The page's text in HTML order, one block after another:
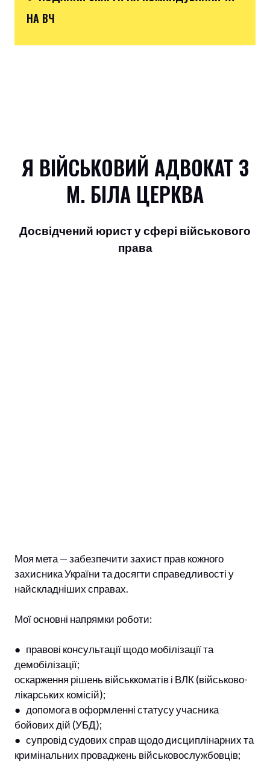
НА ВЧ
Я ВІЙСЬКОВИЙ АДВОКАТ З
М. БІЛА ЦЕРКВА
Досвідчений юрист у сфері військового
права
Моя мета — забезпечити захист прав кожного
захисника України та досягти справедливості у
найскладніших справах.
Мої основні напрямки роботи:
● правові консультації щодо мобілізації та
демобілізації;
оскарження рішень військкоматів і ВЛК (військово-
лікарських комісій);
● допомога в оформленні статусу учасника
бойових дій (УБД);
● супровід судових справ щодо дисциплінарних та
кримінальних проваджень військовослужбовців;